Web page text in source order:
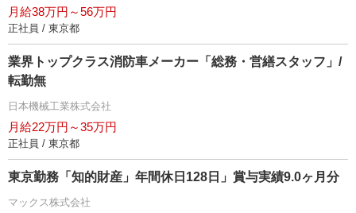
月給38万円～56万円
正社員 / 東京都
業界トップクラス消防車メーカー「総務・営繕スタッフ」/
転勤無
日本機械工業株式会社
月給22万円～35万円
正社員 / 東京都
東京勤務「知的財産」年間休日128日」賞与実績9.0ヶ月分
マックス株式会社